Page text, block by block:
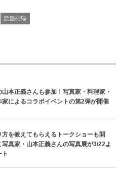
話題の猫
山本正義さんも参加！写真家・料理家・
家によるコラボイベントの第2弾が開催
方を教えてもらえるトークショーも開
写真家・山本正義さんの写真展が3/22よ
ト